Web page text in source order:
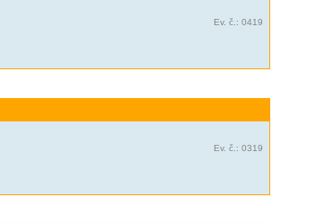
Ev. č.: 0419
Ev. č.: 0319